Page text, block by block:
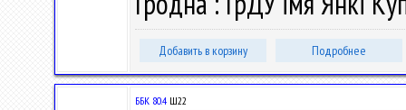
Добавить в корзину Подробнее
ББК 80.4 Ш22